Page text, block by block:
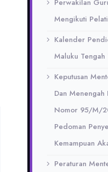
Perwakilan
Mengikuti
Kalender
Maluku
Keputusan
Dan
Nomor 95/M/
Pedoman
Kemampuan
Peraturan